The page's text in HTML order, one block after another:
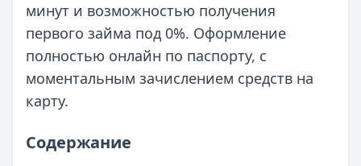
минут и возможностью получения
первого займа под 0%. Оформление
полностью онлайн по паспорту, с
моментальным зачислением средств на
карту.
Содержание